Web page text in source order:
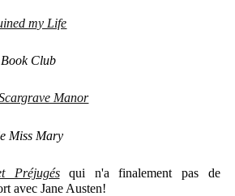
my Life
Club
Manor
Miss Mary
Préjugésqui n'a finalement pas de
avec Jane Austen!